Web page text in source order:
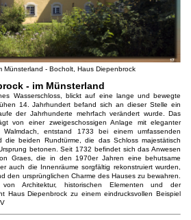
Münsterland - Bocholt, Haus Diepenbrock
- im Münsterland
Wasserschloss, blickt auf eine lange und bewegte
14. Jahrhundert befand sich an dieser Stelle ein
der Jahrhunderte mehrfach verändert wurde. Das
von einer zweigeschossigen Anlage mit eleganter
Walmdach, entstand 1733 bei einem umfassenden
die beiden Rundtürme, die das Schloss majestätisch
betonen. Seit 1732 befindet sich das Anwesen
Graes, die in den 1970er Jahren eine behutsame
auch die Innenräume sorgfältig rekonstruiert wurden,
den ursprünglichen Charme des Hauses zu bewahren.
von Architektur, historischen Elementen und der
Haus Diepenbrock zu einem eindrucksvollen Beispiel